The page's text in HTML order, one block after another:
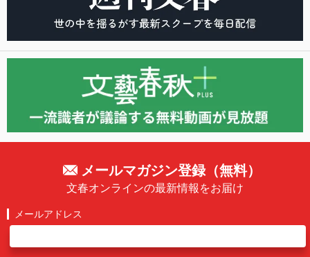
メールマガジン登録（無料）
文春オンラインの最新情報をお届け
メールアドレス